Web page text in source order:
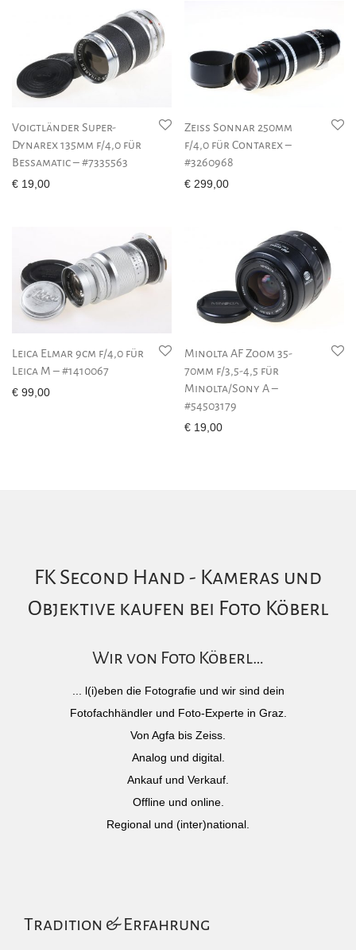
Voigtländer Super-
Dynarex 135mm f/4,0 für
Bessamatic – #7335563
€ 19,00
Zeiss Sonnar 250mm
f/4,0 für Contarex –
#3260968
€ 299,00
Leica Elmar 9cm f/4,0 für
Leica M – #1410067
€ 99,00
Minolta AF Zoom 35-
70mm f/3,5-4,5 für
Minolta/Sony A –
#54503179
€ 19,00
FK Second Hand - Kameras und
Objektive kaufen bei Foto Köberl
Wir von Foto Köberl…
... l(i)eben die Fotografie und wir sind dein
Fotofachhändler und Foto-Experte in Graz.
Von Agfa bis Zeiss.
Analog und digital.
Ankauf und Verkauf.
Offline und online.
Regional und (inter)national.
Tradition & Erfahrung